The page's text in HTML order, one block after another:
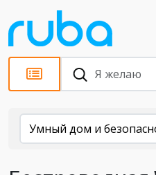
Каталог
Умный дом и